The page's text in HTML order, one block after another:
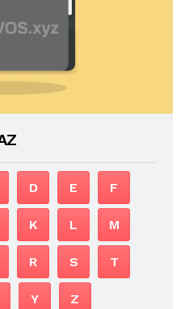
D E F
K L M
R S T
Y Z